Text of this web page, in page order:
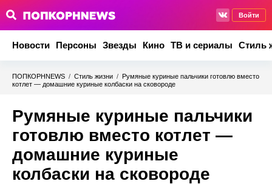
Войти
Новости Персоны Звезды Кино ТВ и сериалы Стиль
ПОПКОРНNEWS / Стиль жизни / Румяные куриные пальчики готовлю вместо
котлет — домашние куриные колбаски на сковороде
Румяные куриные пальчики
готовлю вместо котлет —
домашние куриные
колбаски на сковороде